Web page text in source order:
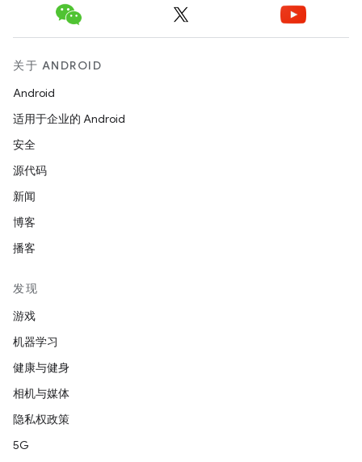
关于 ANDROID
Android
适用于企业的 Android
安全
源代码
新闻
博客
播客
发现
游戏
机器学习
健康与健身
相机与媒体
隐私权政策
5G